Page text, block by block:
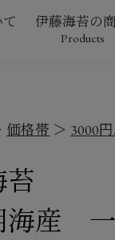
伊藤海苔の
Products
価格帯 3000
苔
海産